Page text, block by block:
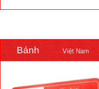
Bánh Việt Nam